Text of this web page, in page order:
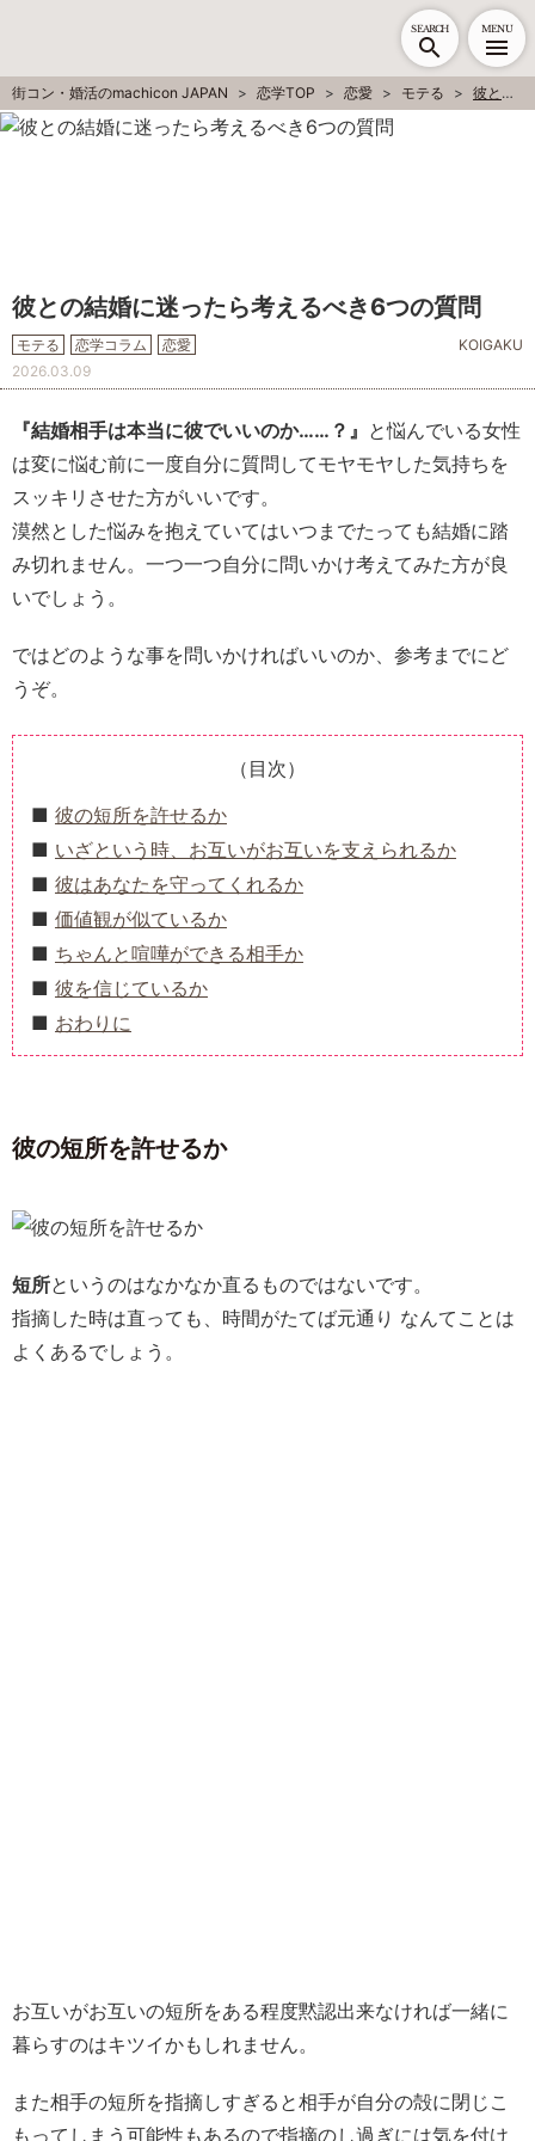
SEARCH MENU
街コン・婚活のmachicon JAPAN 恋学TOP 恋愛 モテる 彼との結婚に迷ったら考えるべき6つの質問
彼との結婚に迷ったら考えるべき6つの質問
モテる 恋学コラム 恋愛
KOIGAKU
2026.03.09
『結婚相手は本当に彼でいいのか……？』 と悩んでいる女性
は変に悩む前に一度自分に質問してモヤモヤした気持ちを
スッキリさせた方がいいです。
漠然とした悩みを抱えていてはいつまでたっても結婚に踏
み切れません。一つ一つ自分に問いかけ考えてみた方が良
いでしょう。
ではどのような事を問いかければいいのか、参考までにど
うぞ。
（目次）
彼の短所を許せるか
いざという時、お互いがお互いを支えられるか
彼はあなたを守ってくれるか
価値観が似ているか
ちゃんと喧嘩ができる相手か
彼を信じているか
おわりに
彼の短所を許せるか
短所というのはなかなか直るものではないです。
指摘した時は直っても、時間がたてば元通り なんてことは
よくあるでしょう。
お互いがお互いの短所をある程度黙認出来なければ一緒に
暮らすのはキツイかもしれません。
また相手の短所を指摘しすぎると相手が自分の殻に閉じこ
もってしまう可能性もあるので指摘のし過ぎには気を付け